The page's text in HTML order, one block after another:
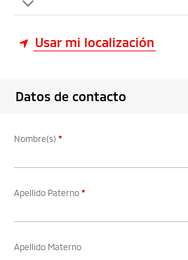
Usar mi localización
Datos de contacto
Nombre(s) *
Apellido Paterno *
Apellido Materno